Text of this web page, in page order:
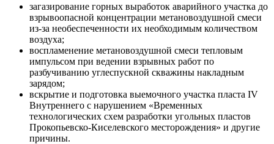
загазирование горных выработок аварийного участка до
взрывоопасной концентрации метановоздушной смеси
из-за необеспеченности их необходимым количеством
воздуха;
воспламенение метановоздушной смеси тепловым
импульсом при ведении взрывных работ по
разбучиванию углеспускной скважины накладным
зарядом;
вскрытие и подготовка выемочного участка пласта IV
Внутреннего с нарушением «Временных
технологических схем разработки угольных пластов
Прокопьевско-Киселевского месторождения» и другие
причины.